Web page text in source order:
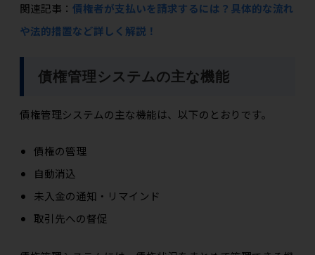
関連記事： 債権者が支払いを請求するには？具体的な流れ
や法的措置など詳しく解説！
債権管理システムの主な機能
債権管理システムの主な機能は、以下のとおりです。
債権の管理
自動消込
未入金の通知・リマインド
取引先への督促